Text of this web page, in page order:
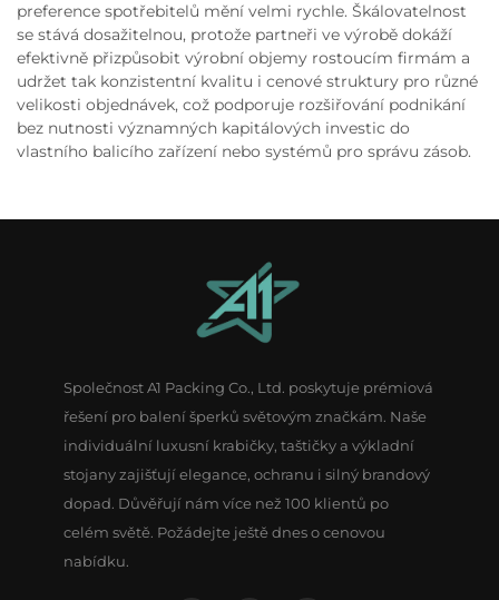
preference spotřebitelů mění velmi rychle. Škálovatelnost
se stává dosažitelnou, protože partneři ve výrobě dokáží
efektivně přizpůsobit výrobní objemy rostoucím firmám a
udržet tak konzistentní kvalitu i cenové struktury pro různé
velikosti objednávek, což podporuje rozšiřování podnikání
bez nutnosti významných kapitálových investic do
vlastního balicího zařízení nebo systémů pro správu zásob.
Společnost A1 Packing Co., Ltd. poskytuje prémiová
řešení pro balení šperků světovým značkám. Naše
individuální luxusní krabičky, taštičky a výkladní
stojany zajišťují elegance, ochranu i silný brandový
dopad. Důvěřují nám více než 100 klientů po
celém světě. Požádejte ještě dnes o cenovou
nabídku.